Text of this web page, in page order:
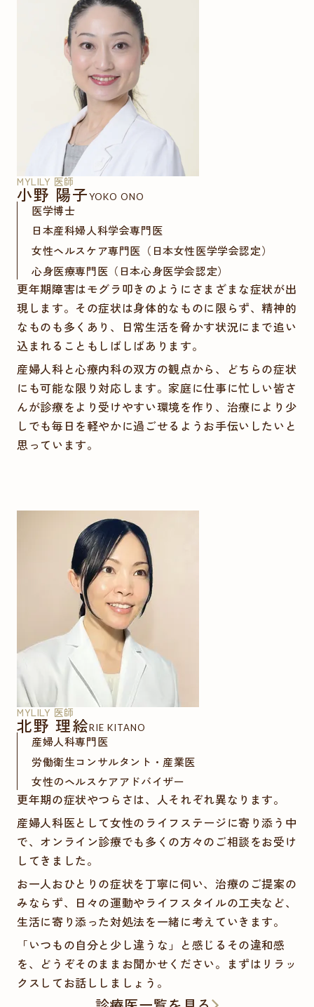
MYLILY 医師
小野 陽子YOKO ONO
医学博士
日本産科婦人科学会専門医
女性ヘルスケア専門医（日本女性医学学会認定）
心身医療専門医（日本心身医学会認定）
更年期障害はモグラ叩きのようにさまざまな症状が出
現します。その症状は身体的なものに限らず、精神的
なものも多くあり、日常生活を脅かす状況にまで追い
込まれることもしばしばあります。
産婦人科と心療内科の双方の観点から、どちらの症状
にも可能な限り対応します。家庭に仕事に忙しい皆さ
んが診療をより受けやすい環境を作り、治療により少
しでも毎日を軽やかに過ごせるようお手伝いしたいと
思っています。
MYLILY 医師
北野 理絵RIE KITANO
産婦人科専門医
労働衛生コンサルタント・産業医
女性のヘルスケアアドバイザー
更年期の症状やつらさは、人それぞれ異なります。
産婦人科医として女性のライフステージに寄り添う中
で、オンライン診療でも多くの方々のご相談をお受け
してきました。
お一人おひとりの症状を丁寧に伺い、治療のご提案の
みならず、日々の運動やライフスタイルの工夫など、
生活に寄り添った対処法を一緒に考えていきます。
「いつもの自分と少し違うな」と感じるその違和感
を、どうぞそのままお聞かせください。まずはリラッ
クスしてお話ししましょう。